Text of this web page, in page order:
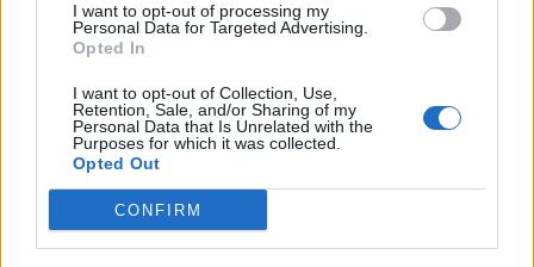
I want to opt-out of processing my
Personal Data for Targeted Advertising.
Opted In
I want to opt-out of Collection, Use,
Retention, Sale, and/or Sharing of my
Personal Data that Is Unrelated with the
Purposes for which it was collected.
Opted Out
CONFIRM